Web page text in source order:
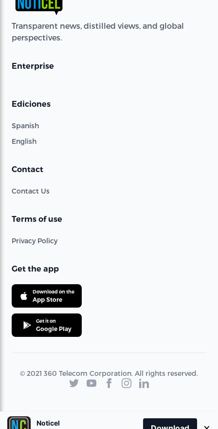
Transparent news, distilled views, and global
perspectives.
Enterprise
Ediciones
Spanish
English
Contact
Contact Us
Terms of use
Privacy Policy
Get the app
Download on the
App Store
Get it on
Google Play
© 2021 360 Telecom Corporation. All rights reserved.
Noticel